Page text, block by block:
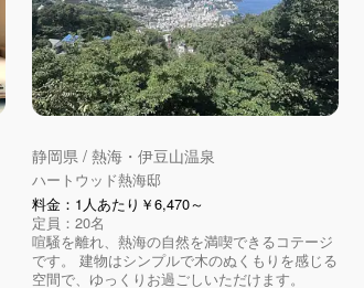
静岡県 / 熱海・伊豆山温泉
ハートウッド熱海邸
料金：1人あたり￥6,470～
定員：20名
喧騒を離れ、熱海の自然を満喫できるコテージ
です。 建物はシンプルで木のぬくもりを感じる
空間で、ゆっくりお過ごしいただけます。